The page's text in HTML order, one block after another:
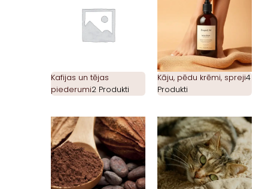
Kafijas un tējas
piederumi2 Produkti
Kāju, pēdu krēmi, spreji4
Produkti